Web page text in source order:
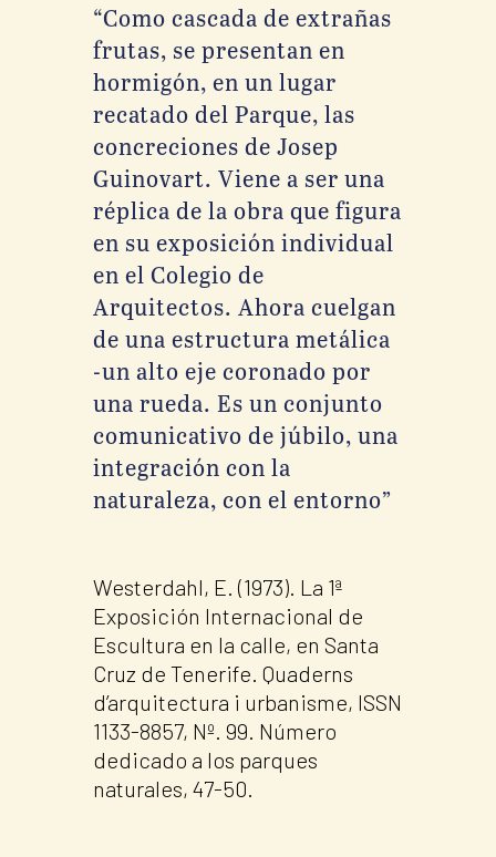
“Como cascada de extrañas
frutas, se presentan en
hormigón, en un lugar
recatado del Parque, las
concreciones de Josep
Guinovart. Viene a ser una
réplica de la obra que figura
en su exposición individual
en el Colegio de
Arquitectos. Ahora cuelgan
de una estructura metálica
-un alto eje coronado por
una rueda. Es un conjunto
comunicativo de júbilo, una
integración con la
naturaleza, con el entorno”
Westerdahl, E. (1973). La 1ª
Exposición Internacional de
Escultura en la calle, en Santa
Cruz de Tenerife. Quaderns
d’arquitectura i urbanisme, ISSN
1133-8857, Nº. 99. Número
dedicado a los parques
naturales, 47-50.